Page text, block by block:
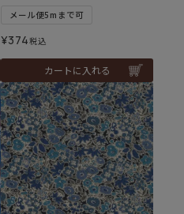
メール便5mまで可
¥374税込
カートに入れる